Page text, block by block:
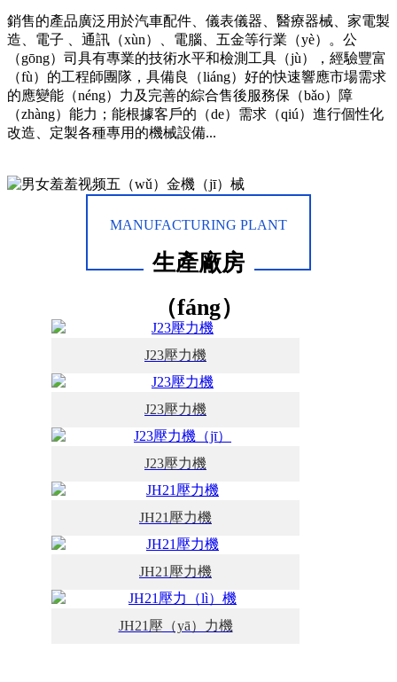
銷售的產品廣泛用於汽車配件、儀表儀器、醫療器械、家電製
造、電子 、通訊（xùn）、電腦、五金等行業（yè）。公
（gōng）司具有專業的技術水平和檢測工具（jù），經驗豐富
（fù）的工程師團隊，具備良（liáng）好的快速響應市場需求
的應變能（néng）力及完善的綜合售後服務保（bǎo）障
（zhàng）能力；能根據客戶的（de）需求（qiú）進行個性化
改造、定製各種專用的機械設備...
MANUFACTURING PLANT
生產廠房
（fáng）
J23壓力機
J23壓力機
J23壓力機
JH21壓力機
JH21壓力機
JH21壓（yā）力機